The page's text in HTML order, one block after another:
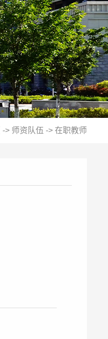
-> 师资队伍 ->在职教师